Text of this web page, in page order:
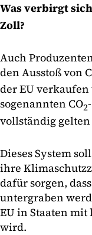
Was verbirgt
Zoll?
Auch
den Ausstoß von
der EU
sogenannten CO2
vollständig gelten
Dieses System
ihre
dafür sorgen,
untergraben
EU in Staaten
wird.